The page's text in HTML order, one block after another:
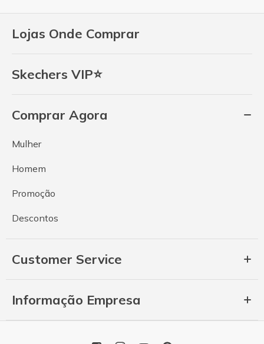
Lojas Onde Comprar
Skechers VIP⭐
Comprar Agora
Mulher
Homem
Promoção
Descontos
Customer Service
Informação Empresa